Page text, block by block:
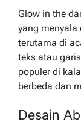
Glow in the
yang
terutama di
teks atau
populer di
berbeda dan
Desain